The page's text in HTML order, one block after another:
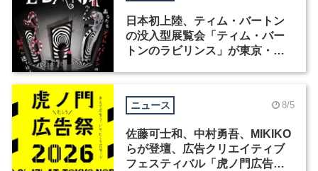
日本初上陸、ティム・バートン
の没入型展覧会「ティム・バー
トンのラビリンス」が東京・豊
ニュース 8/5
佐藤可士和、中村勇吾、MIKIKO
らが登壇、広告クリエイティブ
フェスティバル「虎ノ門広告